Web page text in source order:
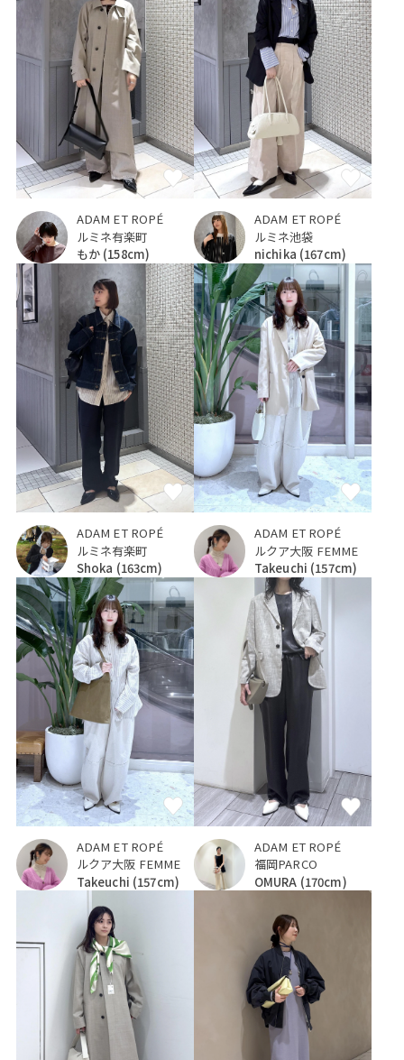
ADAM ET ROPÉ
ルミネ有楽町
もか (158cm)
ADAM ET ROPÉ
ルミネ池袋
nichika (167cm)
ADAM ET ROPÉ
ルミネ有楽町
Shoka (163cm)
ADAM ET ROPÉ
ルクア大阪 FEMME
Takeuchi (157cm)
ADAM ET ROPÉ
ルクア大阪 FEMME
Takeuchi (157cm)
ADAM ET ROPÉ
福岡PARCO
OMURA (170cm)